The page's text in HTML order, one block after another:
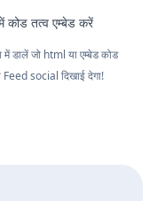
तत्व एम्बेड करें
डालें जो html या एम्बेड कोड
social दिखाई देगा!